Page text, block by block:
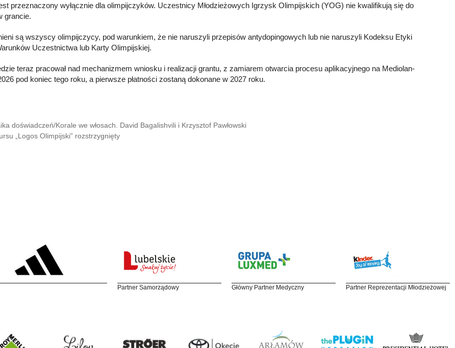
przeznaczony wyłącznie dla olimpijczyków. Uczestnicy Młodzieżowych Igrzysk Olimpijskich (YOG) nie kwalifikują się do
grancie.
są wszyscy olimpijczycy, pod warunkiem, że nie naruszyli przepisów antydopingowych lub nie naruszyli Kodeksu Etyki
Uczestnictwa lub Karty Olimpijskiej.
teraz pracował nad mechanizmem wniosku i realizacji grantu, z zamiarem otwarcia procesu aplikacyjnego na Mediolan-
pod koniec tego roku, a pierwsze płatności zostaną dokonane w 2027 roku.
doświadczeń/Korale we włosach. David Bagalishvili i Krzysztof Pawłowski
„Logos Olimpijski” rozstrzygnięty
Partner Samorządowy Główny Partner Medyczny Partner Reprezentacji Młodzieżowej